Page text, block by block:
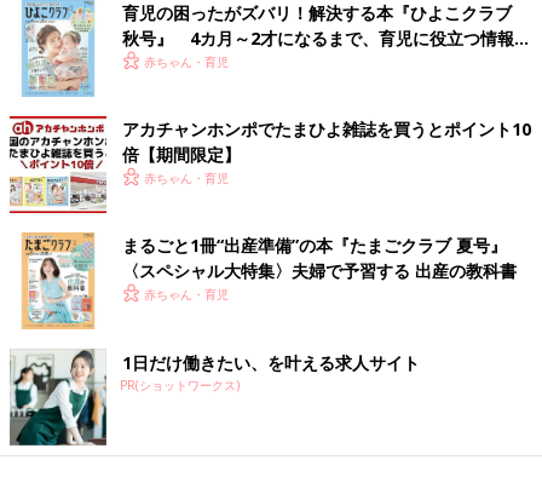
育児の困ったがズバリ！解決する本『ひよこクラブ
秋号』 4カ月～2才になるまで、育児に役立つ情報が
いっぱい！
赤ちゃん・育児
アカチャンホンポでたまひよ雑誌を買うとポイント10
倍【期間限定】
赤ちゃん・育児
まるごと1冊“出産準備”の本『たまごクラブ 夏号』
〈スペシャル大特集〉夫婦で予習する 出産の教科書
赤ちゃん・育児
1日だけ働きたい、を叶える求人サイト
PR(ショットワークス)